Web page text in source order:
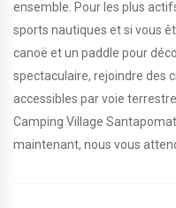
ensemble. Pour les plus
sports nautiques et si vous
canoë et un paddle pour
spectaculaire, rejoindre des
accessibles par voie
Camping Village
maintenant, nous vous